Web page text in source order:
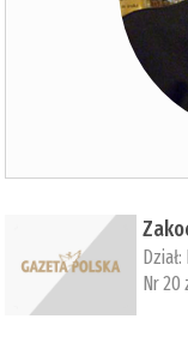
Dział:
Nr 20